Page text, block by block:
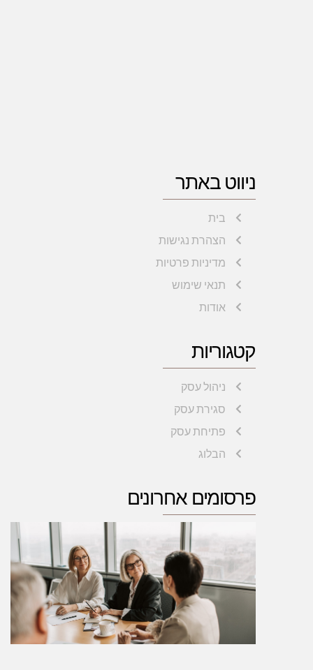
ניווט באתר
בית
הצהרת נגישות
מדיניות פרטיות
תנאי שימוש
אודות
קטגוריות
ניהול עסק
סגירת עסק
פתיחת עסק
הבלוג
פרסומים אחרונים